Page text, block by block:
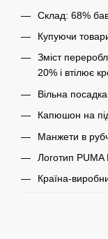
Склад: 68%
Купуючи
Зміст
20% і втілює
Вільна посадка
Капюшон на
Манжети в
Логотип PUMA
Країна-